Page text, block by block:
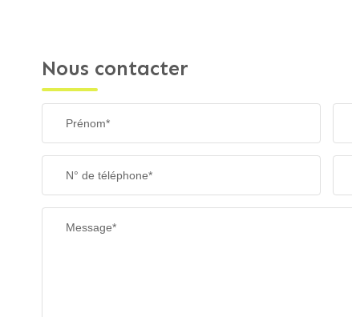
Nous contacter
Prénom*
N° de téléphone*
Message*